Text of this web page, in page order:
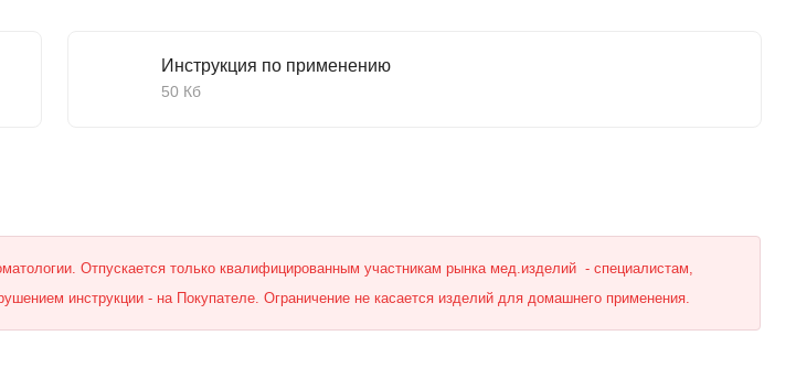
Инструкция по применению
50 Кб
Отпускается только квалифицированным участникам рынка мед.изделий - специалистам,
инструкции - на Покупателе. Ограничение не касается изделий для домашнего применения.